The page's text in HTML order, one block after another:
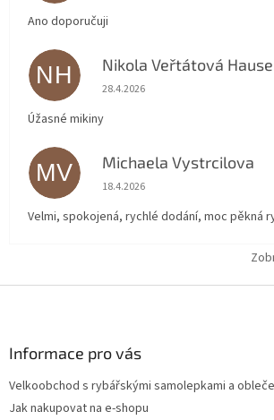
Ano doporučuji
NH Nikola Veřtátová
Hodnocení obchodu je 5 z 5
28.4.2026
Úžasné mikiny
MV Michaela Vystrcilova
Hodnocení obchodu je 5 z 5
18.4.2026
Velmi, spokojená, rychlé dodání, moc pěkná
Informace pro vás
Velkoobchod s rybářskými samolepkami a
Jak nakupovat na e-shopu